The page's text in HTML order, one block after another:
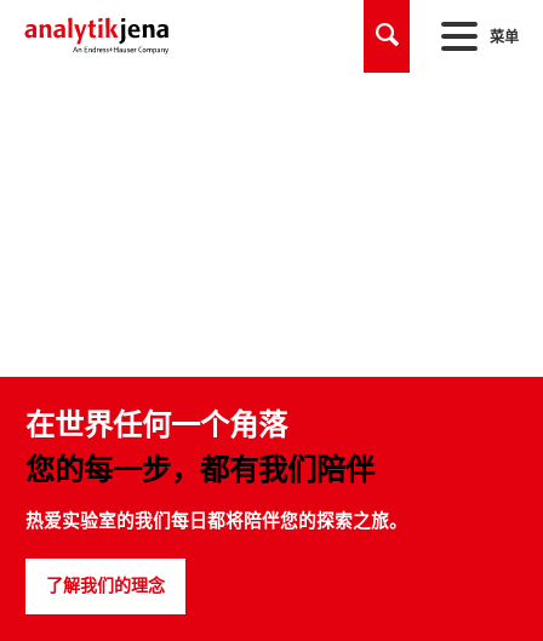
菜单
在世界任何一个角落
您的每一步，都有我们陪伴
热爱实验室的我们每日都将陪伴您的探索之旅。
了解我们的理念